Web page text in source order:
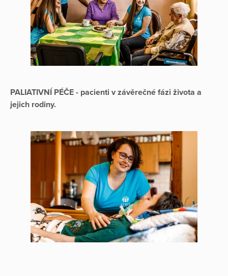
PALIATIVNÍ PÉČE - pacienti v závěrečné fázi života a
jejich rodiny.